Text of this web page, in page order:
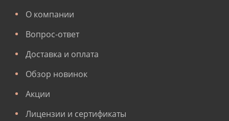
О компании
Вопрос-ответ
Доставка и оплата
Обзор новинок
Акции
Лицензии и сертификаты